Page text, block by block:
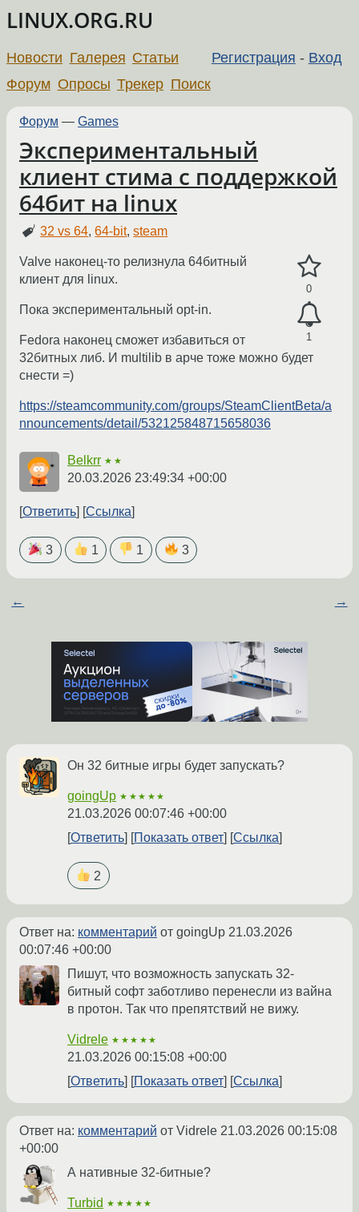
LINUX.ORG.RU
Регистрация - Вход
Новости Галерея Статьи
Форум Опросы Трекер Поиск
Форум — Games
Экспериментальный
клиент стима с поддержкой
64бит на linux
32 vs 64,64-bit,steam
0
1
Valve наконец-то релизнула 64битный
клиент для linux.
Пока экспериментальный opt-in.
Fedora наконец сможет избавиться от
32битных либ. И multilib в арче тоже можно будет
снести =)
https://steamcommunity.com/groups/SteamClientBeta/a
nnouncements/detail/532125848715658036
Belkrr ★★
20.03.2026 23:49:34 +00:00
Ответить Ссылка
3 1 1 3
← →
Он 32 битные игры будет запускать?
goingUp ★★★★★
21.03.2026 00:07:46 +00:00
Ответить
Показать ответ Ссылка
2
Ответ на: комментарий от goingUp 21.03.2026
00:07:46 +00:00
Пишут, что возможность запускать 32-
битный софт заботливо перенесли из вайна
в протон. Так что препятствий не вижу.
Vidrele ★★★★★
21.03.2026 00:15:08 +00:00
Ответить
Показать ответ Ссылка
Ответ на: комментарий от Vidrele 21.03.2026 00:15:08
+00:00
А нативные 32-битные?
Turbid ★★★★★